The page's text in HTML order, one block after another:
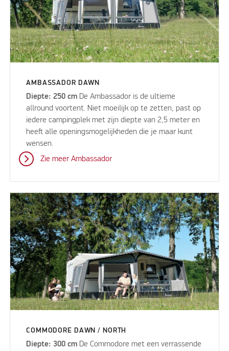
AMBASSADOR DAWN
Diepte: 250 cm De Ambassador is de ultieme
allround voortent. Niet moeilijk op te zetten, past op
iedere campingplek met zijn diepte van 2,5 meter en
heeft alle openingsmogelijkheden die je maar kunt
wensen.
Zie meer Ambassador
COMMODORE DAWN / NORTH
Diepte: 300 cm De Commodore met een verrassende